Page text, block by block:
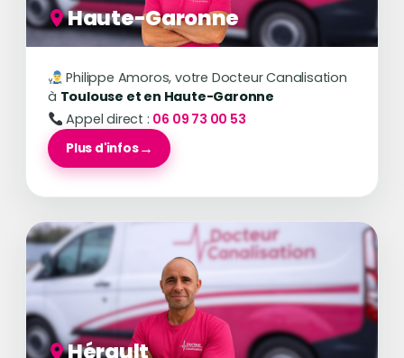
Haute-Garonne
Philippe Amoros, votre Docteur Canalisation
à Toulouse et en Haute-Garonne
Appel direct : 06 09 73 00 53
Plus d'infos
Hérault